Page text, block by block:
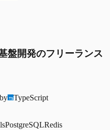
盤開発のフリーランス
TypeScript
PostgreSQLRedis